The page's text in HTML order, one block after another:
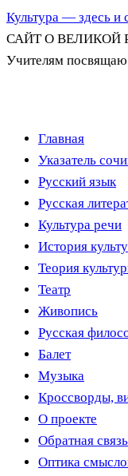
Культура — здесь и
САЙТ О ВЕЛИКОЙ
Учителям посвящаю
Перейти
содержимому
Главная
Указатель
Русский язык
Русская
Культура речи
История
Теория
Театр
Живопись
Русская
Балет
Музыка
Кроссворды,
О проекте
Обратная связь
Оптика